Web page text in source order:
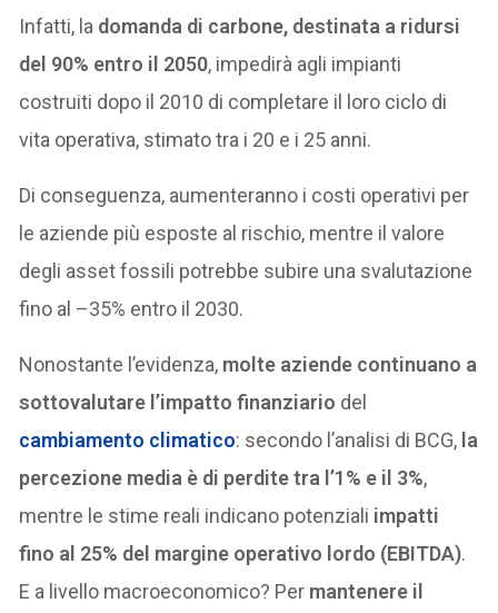
Infatti, la domanda di carbone, destinata a ridursi
del 90% entro il 2050, impedirà agli impianti
costruiti dopo il 2010 di completare il loro ciclo di
vita operativa, stimato tra i 20 e i 25 anni.
Di conseguenza, aumenteranno i costi operativi per
le aziende più esposte al rischio, mentre il valore
degli asset fossili potrebbe subire una svalutazione
fino al –35% entro il 2030.
Nonostante l’evidenza, molte aziende continuano a
sottovalutare l’impatto finanziario del
cambiamento climatico: secondo l’analisi di BCG, la
percezione media è di perdite tra l’1% e il 3%,
mentre le stime reali indicano potenziali impatti
fino al 25% del margine operativo lordo (EBITDA).
E a livello macroeconomico? Per mantenere il